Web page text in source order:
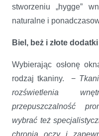
stworzeniu „hygge”
naturalne i
Biel, beż i złote dodatki
Wybierając osłonę
rodzaj tkaniny. −
rozświetlenia
przepuszczalność
wybrać też
chronią oczy i